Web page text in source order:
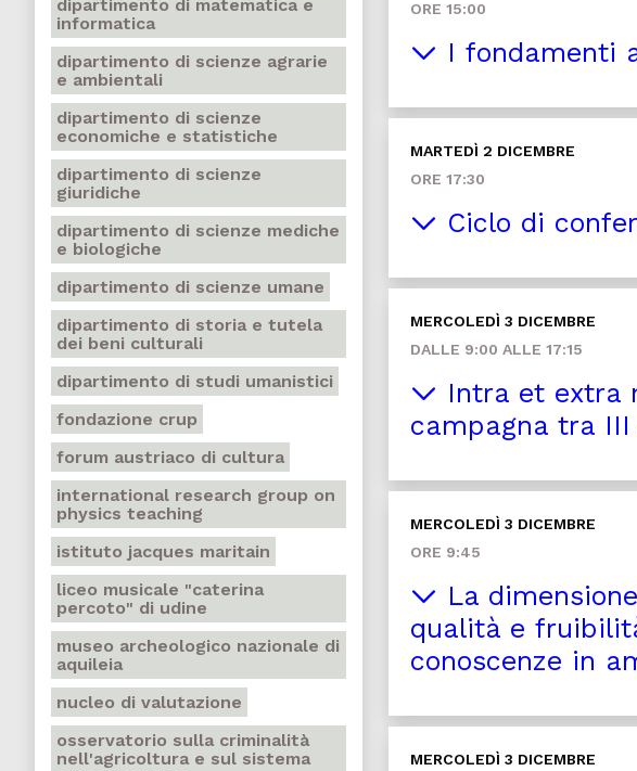
dipartimento di matematica e
informatica
dipartimento di scienze agrarie
e ambientali
dipartimento di scienze
economiche e statistiche
dipartimento di scienze
giuridiche
dipartimento di scienze mediche
e biologiche
dipartimento di scienze umane
dipartimento di storia e tutela
dei beni culturali
dipartimento di studi umanistici
fondazione crup
forum austriaco di cultura
international research group on
physics teaching
istituto jacques maritain
liceo musicale "caterina
percoto" di udine
museo archeologico nazionale di
aquileia
nucleo di valutazione
osservatorio sulla criminalità
nell'agricoltura e sul sistema
ORE 15:00
I fondamenti
MARTEDÌ 2 DICEMBRE
ORE 17:30
Ciclo di
MERCOLEDÌ 3 DICEMBRE
DALLE 9:00 ALLE 17:15
Intra et extra
campagna tra III
MERCOLEDÌ 3 DICEMBRE
ORE 9:45
La
qualità e
conoscenze in
MERCOLEDÌ 3 DICEMBRE